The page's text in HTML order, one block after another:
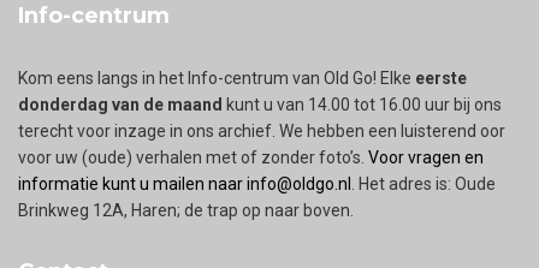
Info-centrum
Kom eens langs in het Info-centrum van Old Go! Elke eerste
donderdag van de maand kunt u van 14.00 tot 16.00 uur bij ons
terecht voor inzage in ons archief. We hebben een luisterend oor
voor uw (oude) verhalen met of zonder foto’s. Voor vragen en
informatie kunt u mailen naar info@oldgo.nl
. Het adres is: Oude
Brinkweg 12A, Haren; de trap op naar boven.